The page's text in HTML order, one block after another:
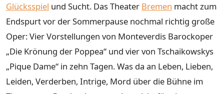
Glücksspiel und Sucht. Das Theater Bremen macht zum
Endspurt vor der Sommerpause nochmal richtig große
Oper: Vier Vorstellungen von Monteverdis Barockoper
„Die Krönung der Poppea“ und vier von Tschaikowskys
„Pique Dame“ in zehn Tagen. Was da an Leben, Lieben,
Leiden, Verderben, Intrige, Mord über die Bühne im